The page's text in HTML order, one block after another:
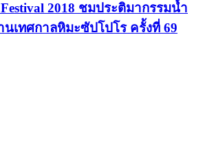
2018 ชมประติมากรรมน้ำ
เทศกาลหิมะซัปโปโร ครั้งที่ 69